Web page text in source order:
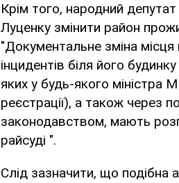
Крім того, народний
Луценку змінити район
"Документальне зміна
інцидентів біля його
яких у будь-якого міністра
реєстрації), а також через
законодавством, мають
райсуді ".
Слід зазначити, що подібна